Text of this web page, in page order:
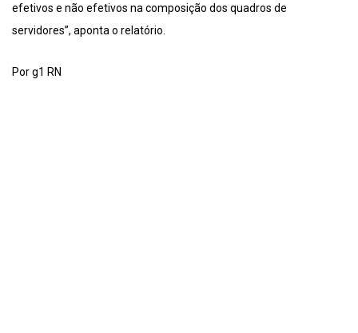
efetivos e não efetivos na composição dos quadros de
servidores”, aponta o relatório.
Por g1 RN